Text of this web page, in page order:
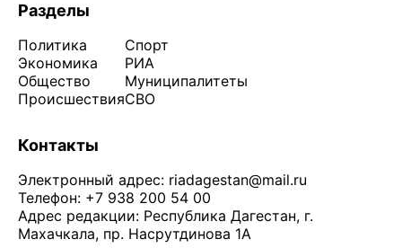
Разделы
Политика
Экономика
Общество
Происшествия
Спорт
РИА
Муниципалитеты
СВО
Контакты
Электронный адрес: riadagestan@mail.ru
Телефон: +7 938 200 54 00
Адрес редакции: Республика Дагестан, г.
Махачкала, пр. Насрутдинова 1А